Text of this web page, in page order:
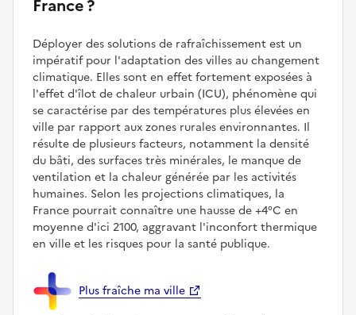
France ?
Déployer des solutions de rafraîchissement est un
impératif pour l'adaptation des villes au changement
climatique. Elles sont en effet fortement exposées à
l'effet d'îlot de chaleur urbain (ICU), phénomène qui
se caractérise par des températures plus élevées en
ville par rapport aux zones rurales environnantes. Il
résulte de plusieurs facteurs, notamment la densité
du bâti, des surfaces très minérales, le manque de
ventilation et la chaleur générée par les activités
humaines. Selon les projections climatiques, la
France pourrait connaître une hausse de +4°C en
moyenne d'ici 2100, aggravant l'inconfort thermique
en ville et les risques pour la santé publique.
Plus fraîche ma ville